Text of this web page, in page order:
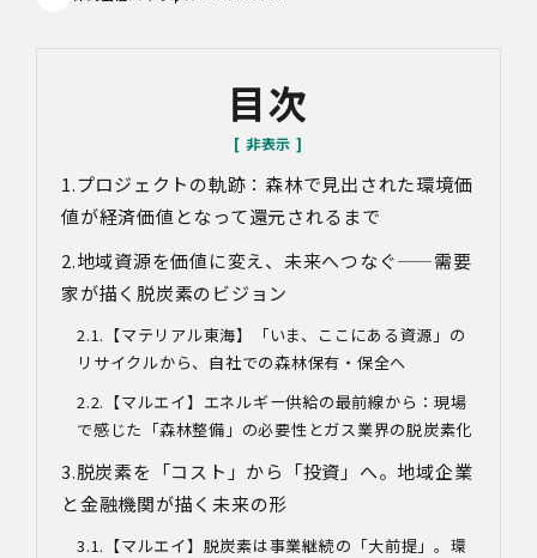
目次
プロジェクトの軌跡：森林で見出された環境価
値が経済価値となって還元されるまで
地域資源を価値に変え、未来へつなぐ——需要
家が描く脱炭素のビジョン
【マテリアル東海】「いま、ここにある資源」の
リサイクルから、自社での森林保有・保全へ
【マルエイ】エネルギー供給の最前線から：現場
で感じた「森林整備」の必要性とガス業界の脱炭素化
脱炭素を「コスト」から「投資」へ。地域企業
と金融機関が描く未来の形
【マルエイ】脱炭素は事業継続の「大前提」。環